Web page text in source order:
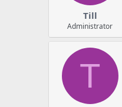
Till
Administrator
T